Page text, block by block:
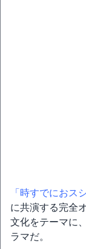
「時すでにおスシ
に共演する完全
文化をテーマに
ラマだ。